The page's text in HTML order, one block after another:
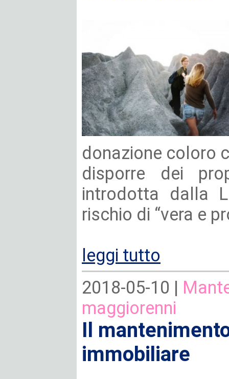
donazione coloro
disporre dei
introdotta dalla
rischio di “vera e
leggi tutto
2018-05-10 |
maggiorenni
Il
immobiliare